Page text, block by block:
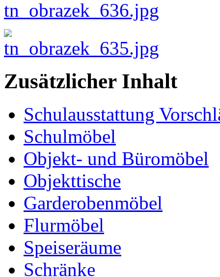
Zusätzlicher Inhalt
Schulausstattung
Schulmöbel
Objekt- und Büromöbel
Objekttische
Garderobenmöbel
Flurmöbel
Speiseräume
Schränke